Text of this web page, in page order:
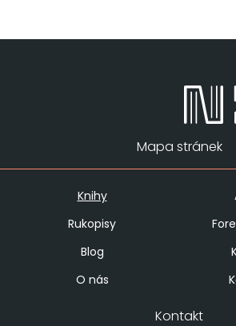
Mapa stránek
Knihy
Rukopisy
Blog
O nás
Kontakt